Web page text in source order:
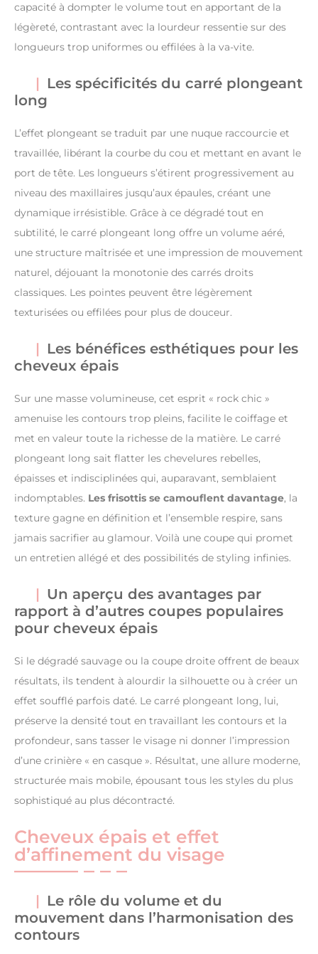
capacité à dompter le volume tout en apportant de la
légèreté, contrastant avec la lourdeur ressentie sur des
longueurs trop uniformes ou effilées à la va-vite.
Les spécificités du carré plongeant
long
L’effet plongeant se traduit par une nuque raccourcie et
travaillée, libérant la courbe du cou et mettant en avant le
port de tête. Les longueurs s’étirent progressivement au
niveau des maxillaires jusqu’aux épaules, créant une
dynamique irrésistible. Grâce à ce dégradé tout en
subtilité, le carré plongeant long offre un volume aéré,
une structure maîtrisée et une impression de mouvement
naturel, déjouant la monotonie des carrés droits
classiques. Les pointes peuvent être légèrement
texturisées ou effilées pour plus de douceur.
Les bénéfices esthétiques pour les
cheveux épais
Sur une masse volumineuse, cet esprit « rock chic »
amenuise les contours trop pleins, facilite le coiffage et
met en valeur toute la richesse de la matière. Le carré
plongeant long sait flatter les chevelures rebelles,
épaisses et indisciplinées qui, auparavant, semblaient
indomptables. Les frisottis se camouflent davantage, la
texture gagne en définition et l’ensemble respire, sans
jamais sacrifier au glamour. Voilà une coupe qui promet
un entretien allégé et des possibilités de styling infinies.
Un aperçu des avantages par
rapport à d’autres coupes populaires
pour cheveux épais
Si le dégradé sauvage ou la coupe droite offrent de beaux
résultats, ils tendent à alourdir la silhouette ou à créer un
effet soufflé parfois daté. Le carré plongeant long, lui,
préserve la densité tout en travaillant les contours et la
profondeur, sans tasser le visage ni donner l’impression
d’une crinière « en casque ». Résultat, une allure moderne,
structurée mais mobile, épousant tous les styles du plus
sophistiqué au plus décontracté.
Cheveux épais et effet
d’affinement du visage
Le rôle du volume et du
mouvement dans l’harmonisation des
contours